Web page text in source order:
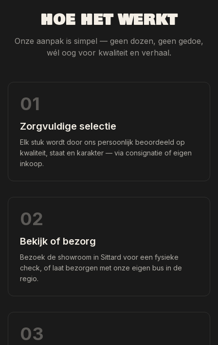
HOE HET WERKT
Onze aanpak is simpel — geen dozen, geen gedoe,
wél oog voor kwaliteit en verhaal.
01
Zorgvuldige selectie
Elk stuk wordt door ons persoonlijk beoordeeld op
kwaliteit, staat en karakter — via consignatie of eigen
inkoop.
02
Bekijk of bezorg
Bezoek de showroom in Sittard voor een fysieke
check, of laat bezorgen met onze eigen bus in de
regio.
03